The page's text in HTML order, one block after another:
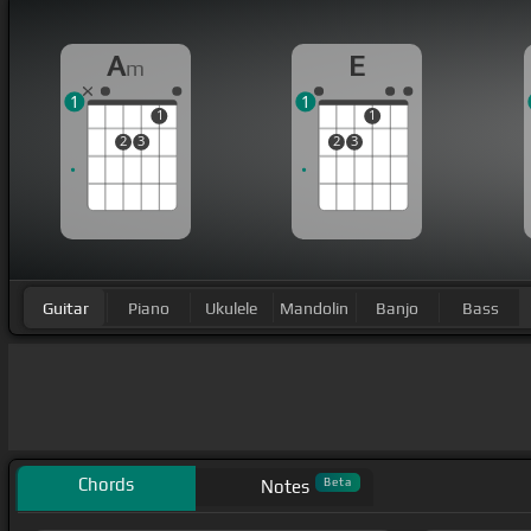
Am
2 3
1
1
E
2 3
1
1
Guitar Piano Ukulele Mandolin Banjo Bass
Chords Notes Beta